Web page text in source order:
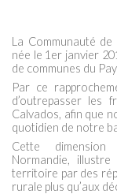
La Communauté
née le 1er janvier
de communes du
Par ce
d’outrepasser les
Calvados, afin que
quotidien de notre
Cette dimension
Normandie,
territoire par des
rurale plus qu’aux